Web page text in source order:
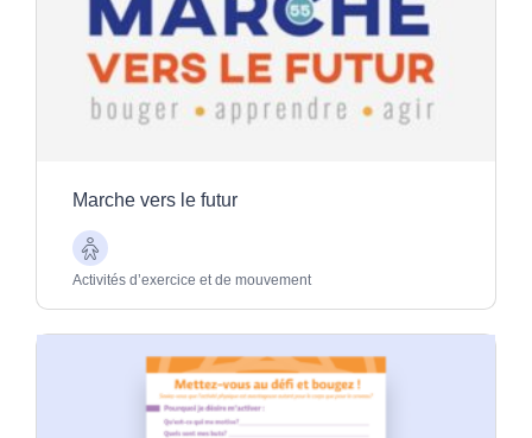
Marche vers le futur
Aînés
Activités d’exercice et de mouvement